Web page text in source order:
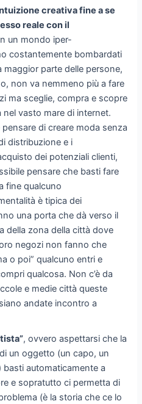
creativa fine a se
reale con il
un mondo iper-
costantemente bombardati
maggior parte delle persone,
non va nemmeno più a fare
ma sceglie, compra e scopre
nel vasto mare di internet.
di creare moda senza
distribuzione e i
dei potenziali clienti,
pensare che basti fare
fine qualcuno
è tipica dei
una porta che dà verso il
della zona della città dove
negozi non fanno che
o poi” qualcuno entri e
qualcosa. Non c’è da
e medie città queste
andate incontro a
, ovvero aspettarsi che la
un oggetto (un capo, un
automaticamente a
e sopratutto ci permetta di
(è la storia che ce lo